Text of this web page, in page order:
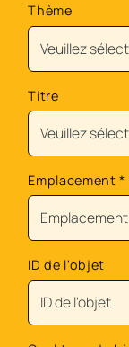
Thème
Titre
Emplacement*
ID de l'objet